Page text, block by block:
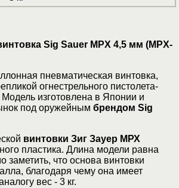
Sig Sauer MPX 4,5 мм (MPX-
пневматическая винтовка,
огнестрельного пистолета-
изготовлена в Японии и
под оружейным брендом Sig
винтовки Зиг Зауер МРХ
пластика. Длина модели равна
что основа винтовки
благодаря чему она имеет
вес - 3 кг.